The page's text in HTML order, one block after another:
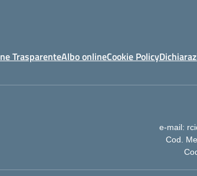
TrasparenteAlbo onlineCookie Policy
e-mail:
Cod.